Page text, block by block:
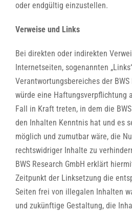
oder endgültig einzustellen.
Verweise und Links
Bei direkten oder indirekten
Internetseiten, sogenannten
Verantwortungsbereiches der BWS
würde eine Haftungsverpflichtung
Fall in Kraft treten, in dem die BWS
den Inhalten Kenntnis hat und es
möglich und zumutbar wäre, die
rechtswidriger Inhalte zu
BWS Research GmbH erklärt
Zeitpunkt der Linksetzung die
Seiten frei von illegalen Inhalten
und zukünftige Gestaltung, die